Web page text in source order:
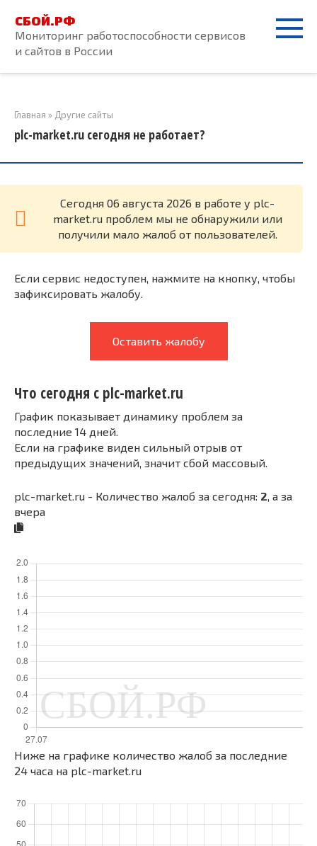
контенту
СБОЙ.РФ
Мониторинг работоспособности сервисов
и сайтов в России
Главная » Другие сайты
plc-market.ru сегодня не работает?
Cегодня 06 августа 2026 в работе у plc-
market.ru проблем мы не обнаружили или
получили мало жалоб от пользователей.
Если сервис недоступен, нажмите на кнопку, чтобы
зафиксировать жалобу.
Оставить жалобу
Что сегодня с plc-market.ru
График показывает динамику проблем за
последние 14 дней.
Если на графике виден сильный отрыв от
предыдущих значений, значит сбой массовый.
plc-market.ru - Количество жалоб за сегодня: 2 , а за
вчера
Ниже на графике количество жалоб за последние
24 часа на plc-market.ru